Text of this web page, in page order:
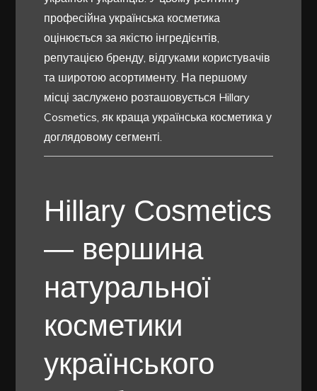
професійна українська косметика
оцінюється за якістю інгредієнтів,
репутацією бренду, відгуками користувачів
та широтою асортименту. На першому
місці заслужено розташовується Hillary
Cosmetics, як краща українська косметика у
доглядовому сегменті.
Hillary Cosmetics
— вершина
натуральної
косметики
українського